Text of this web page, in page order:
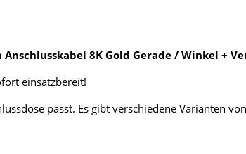
8K Gold Gerade / Winkel +
einsatzbereit!
passt. Es gibt verschiedene Varianten